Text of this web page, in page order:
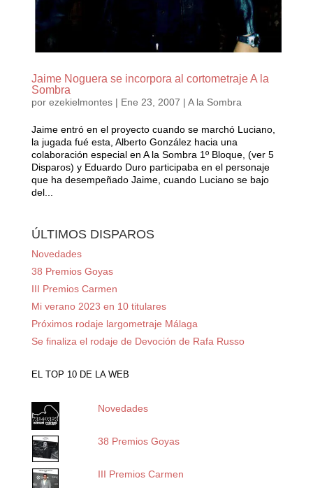
Jaime Noguera se incorpora al cortometraje A la
Sombra
por ezekielmontes| Ene 23, 2007 | A la Sombra
Jaime entró en el proyecto cuando se marchó Luciano,
la jugada fué esta, Alberto González hacia una
colaboración especial en A la Sombra 1º Bloque, (ver 5
Disparos) y Eduardo Duro participaba en el personaje
que ha desempeñado Jaime, cuando Luciano se bajo
del...
ÚLTIMOS DISPAROS
Novedades
38 Premios Goyas
III Premios Carmen
Mi verano 2023 en 10 titulares
Próximos rodaje largometraje Málaga
Se finaliza el rodaje de Devoción de Rafa Russo
EL TOP 10 DE LA WEB
Novedades
38 Premios Goyas
III Premios Carmen